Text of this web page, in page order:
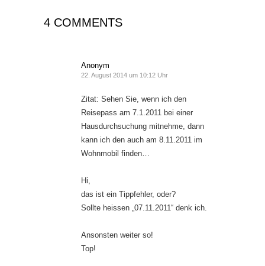
4 COMMENTS
Anonym
22. August 2014 um 10:12 Uhr
Zitat: Sehen Sie, wenn ich den
Reisepass am 7.1.2011 bei einer
Hausdurchsuchung mitnehme, dann
kann ich den auch am 8.11.2011 im
Wohnmobil finden…
Hi,
das ist ein Tippfehler, oder?
Sollte heissen „07.11.2011“ denk ich.
Ansonsten weiter so!
Top!